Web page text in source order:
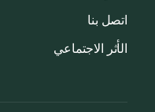
اتصل بنا
الأثر الاجتماعي